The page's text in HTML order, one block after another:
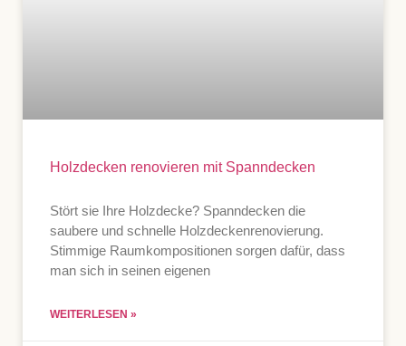
Holzdecken renovieren mit Spanndecken
Stört sie Ihre Holzdecke? Spanndecken die
saubere und schnelle Holzdeckenrenovierung.
Stimmige Raumkompositionen sorgen dafür, dass
man sich in seinen eigenen
WEITERLESEN »